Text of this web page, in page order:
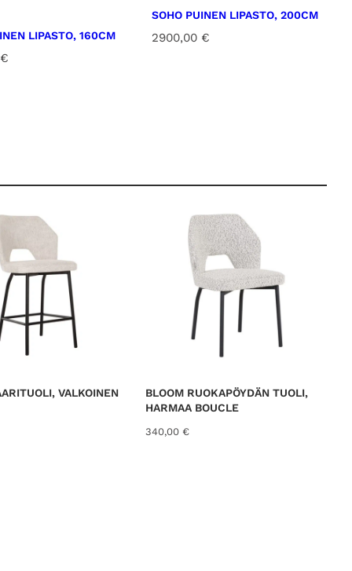
LIPASTO, 160CM
€
SOHO PUINEN LIPASTO, 200CM
2900,00 €
VALKOINEN
BLOOM RUOKAPÖYDÄN TUOLI,
HARMAA BOUCLE
340,00 €